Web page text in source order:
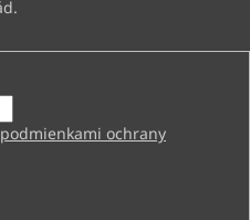
podmienkami ochrany